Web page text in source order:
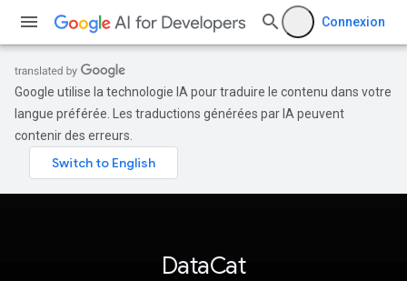
Connexion
Google utilise la technologie IA pour traduire le contenu dans votre
langue préférée. Les traductions générées par IA peuvent
contenir des erreurs.
DataCat